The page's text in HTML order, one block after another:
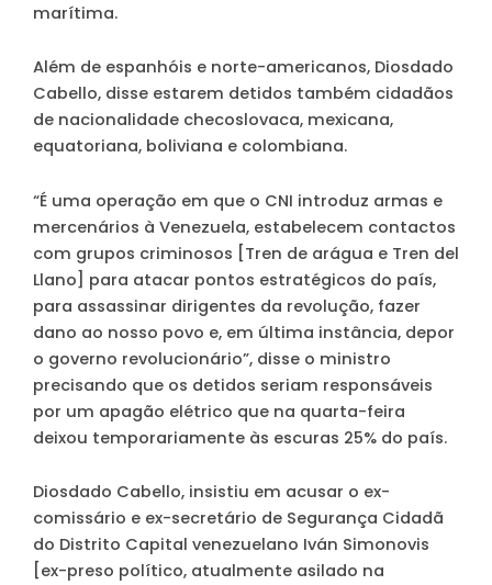
marítima.
Além de espanhóis e norte-americanos, Diosdado
Cabello, disse estarem detidos também cidadãos
de nacionalidade checoslovaca, mexicana,
equatoriana, boliviana e colombiana.
“É uma operação em que o CNI introduz armas e
mercenários à Venezuela, estabelecem contactos
com grupos criminosos [Tren de arágua e Tren del
Llano] para atacar pontos estratégicos do país,
para assassinar dirigentes da revolução, fazer
dano ao nosso povo e, em última instância, depor
o governo revolucionário”, disse o ministro
precisando que os detidos seriam responsáveis
por um apagão elétrico que na quarta-feira
deixou temporariamente às escuras 25% do país.
Diosdado Cabello, insistiu em acusar o ex-
comissário e ex-secretário de Segurança Cidadã
do Distrito Capital venezuelano Iván Simonovis
[ex-preso político, atualmente asilado na